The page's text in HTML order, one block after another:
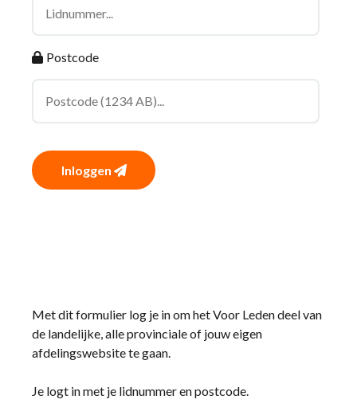
Postcode
Inloggen
Met dit formulier log je in om het Voor Leden deel van
de landelijke, alle provinciale of jouw eigen
afdelingswebsite te gaan.
Je logt in met je lidnummer en postcode.